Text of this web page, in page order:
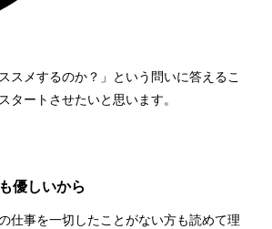
スメするのか？」という問いに答えるこ
タートさせたいと思います。
優しいから
仕事を一切したことがない方も読めて理